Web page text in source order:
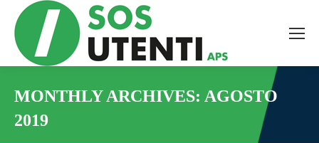
MONTHLY ARCHIVES: AGOSTO
2019